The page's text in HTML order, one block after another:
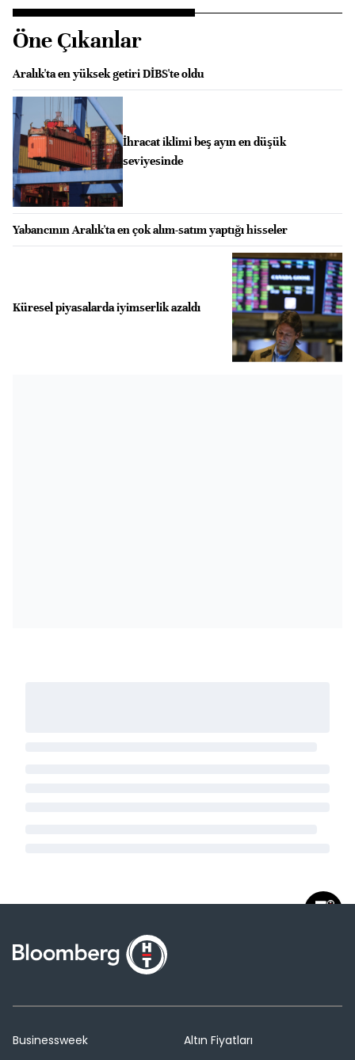
Öne Çıkanlar
Aralık'ta en yüksek getiri DİBS'te oldu
İhracat iklimi beş ayın en düşük
seviyesinde
Yabancının Aralık'ta en çok alım-satım yaptığı hisseler
Küresel piyasalarda iyimserlik azaldı
Businessweek
Altın Fiyatları